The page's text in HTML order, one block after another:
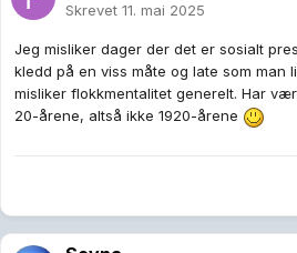
Skrevet 11. mai 2025
Jeg misliker dager der det er sosialt
kledd på en viss måte og late som man
misliker flokkmentalitet generelt. Har
20-årene, altså ikke 1920-årene